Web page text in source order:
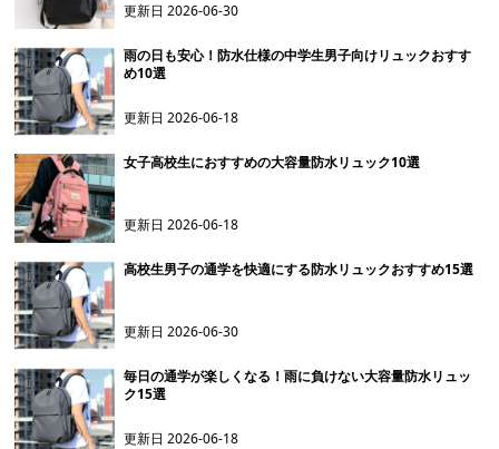
更新日2026-06-30
雨の日も安心！防水仕様の中学生男子向けリュックおすす
め10選
更新日2026-06-18
女子高校生におすすめの大容量防水リュック10選
更新日2026-06-18
高校生男子の通学を快適にする防水リュックおすすめ15選
更新日2026-06-30
毎日の通学が楽しくなる！雨に負けない大容量防水リュッ
ク15選
更新日2026-06-18